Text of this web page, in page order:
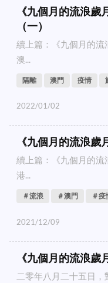
《九個月的流浪歲
（一）
續上篇：《九個月的流
澳...
隔離 澳門 疫情
2022/01/02
《九個月的流浪歲
續上篇：《九個月的
港...
＃流浪 ＃澳門 ＃疫
2021/12/09
《九個月的流浪歲
二零年八月二十五日